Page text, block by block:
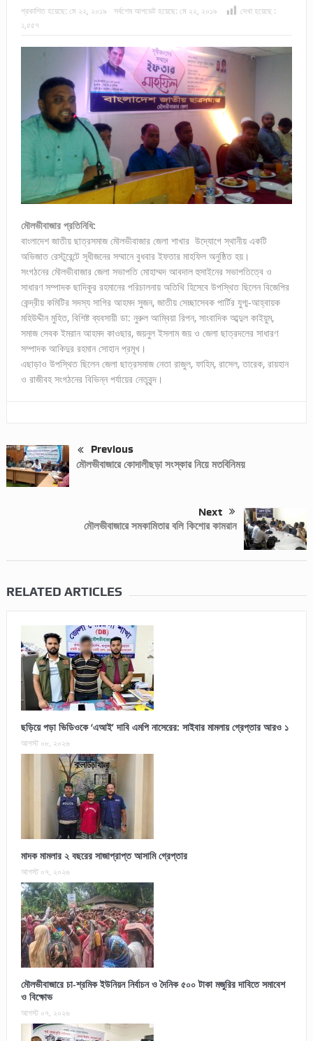
প্রকাশিত হয়েছে: মে ২২, ২০১৯ সর্বশেষ আপডেট হয়েছে: মে ২২, ২০১৯
দেখা হয়েছে :
১,৫৫৭
মৌলভীবাজার প্রতিনিধি:
বাংলাদেশ জাতীয় ছাত্রসমাজ মৌলভীবাজার জেলা শাখার উদ্যোগে স্থানীয় একটি
অভিজাত রেস্টুরেন্টে সূধীজনের সম্মানে বুধবার ইফতার মাহফিল অনুষ্ঠিত হয়।
সংগঠনের মৌলভীবাজার জেলা সভাপতি মোহাম্মদ আবদাল হুসাইনের সভাপতিত্বে ও
সাধারণ সম্পাদক ছাদিকুর রহমানের পরিচালনায় অতিথি হিসেবে উপস্থিত ছিলেন বিজেপির
কেন্দ্রীয় কমিটির সদস্য সাগির আহমদ সুজন, জাতীয় সেচ্ছাসেবক পার্টির যুগ্ম-আহ্বায়ক
মহিউদ্দীন মুহিত, বিশিষ্ট ব্যবসায়ী ডা: নুরুল আম্বিয়া রিপন, সাংবাদিক আব্দুল কাইয়ুম,
সমাজ সেবক ইমরান আহমদ কাওছার, জয়নুল ইসলাম জয় ও জেলা ছাত্রদলের সাধারণ
সম্পাদক আকিদুর রহমান সোহান প্রমূখ।
এছাড়াও উপস্থিত ছিলেন জেলা ছাত্রসমাজ নেতা রাজুল, ফাহিম, রাসেল, তারেক, রায়হান
ও রাজীবহ সংগঠনের বিভিন্ন পর্যায়ের নেতৃবৃন্দ।
Previous
মৌলভীবাজারে কোদালীছড়া সংস্কার নিয়ে মতবিনিময়
Next
মৌলভীবাজারে সমকামিতার বলি কিশোর কামরান
RELATED ARTICLES
ছড়িয়ে পড়া ভিডিওকে ‘এআই’ দাবি এমপি নাসেরের: সাইবার মামলায় গ্রেপ্তার আরও ১
আগস্ট ০৮, ২০২৬
মাদক মামলার ২ বছরের সাজাপ্রাপ্ত আসামি গ্রেপ্তার
আগস্ট ০৭, ২০২৬
মৌলভীবাজারে চা-শ্রমিক ইউনিয়ন নির্বাচন ও দৈনিক ৫০০ টাকা মজুরির দাবিতে সমাবেশ
ও বিক্ষোভ
আগস্ট ০৭, ২০২৬